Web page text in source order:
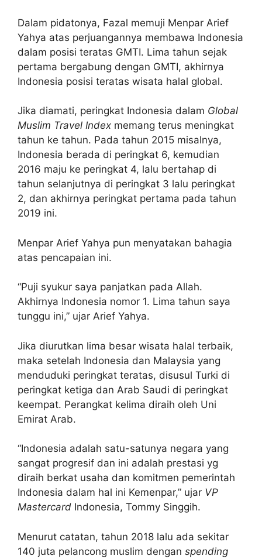
Dalam pidatonya, Fazal memuji Menpar Arief
Yahya atas perjuangannya membawa Indonesia
dalam posisi teratas GMTI. Lima tahun sejak
pertama bergabung dengan GMTI, akhirnya
Indonesia posisi teratas wisata halal global.
Jika diamati, peringkat Indonesia dalam Global
Muslim Travel Index memang terus meningkat
tahun ke tahun. Pada tahun 2015 misalnya,
Indonesia berada di peringkat 6, kemudian
2016 maju ke peringkat 4, lalu bertahap di
tahun selanjutnya di peringkat 3 lalu peringkat
2, dan akhirnya peringkat pertama pada tahun
2019 ini.
Menpar Arief Yahya pun menyatakan bahagia
atas pencapaian ini.
“Puji syukur saya panjatkan pada Allah.
Akhirnya Indonesia nomor 1. Lima tahun saya
tunggu ini,” ujar Arief Yahya.
Jika diurutkan lima besar wisata halal terbaik,
maka setelah Indonesia dan Malaysia yang
menduduki peringkat teratas, disusul Turki di
peringkat ketiga dan Arab Saudi di peringkat
keempat. Perangkat kelima diraih oleh Uni
Emirat Arab.
“Indonesia adalah satu-satunya negara yang
sangat progresif dan ini adalah prestasi yg
diraih berkat usaha dan komitmen pemerintah
Indonesia dalam hal ini Kemenpar,” ujar VP
Mastercard Indonesia, Tommy Singgih.
Menurut catatan, tahun 2018 lalu ada sekitar
140 juta pelancong muslim dengan spending